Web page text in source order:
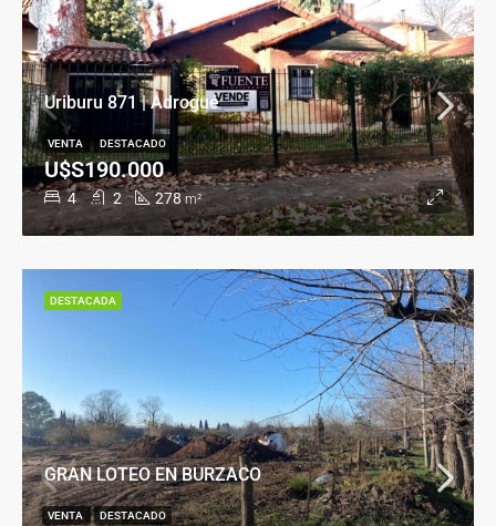
Uriburu 871 | Adrogué
4 2 278 m²
U$S190.000
VENTA DESTACADO
GRAN LOTEO EN BURZACO
VENTA DESTACADO
DESTACADA